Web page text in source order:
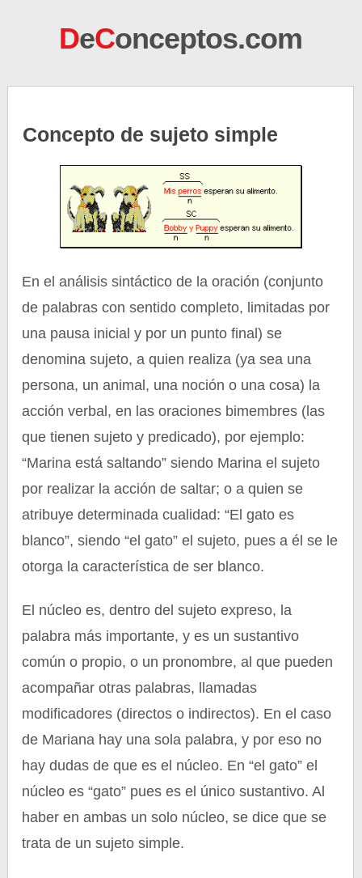
DeConceptos.com
Concepto de sujeto simple
En el análisis sintáctico de la oración (conjunto
de palabras con sentido completo, limitadas por
una pausa inicial y por un punto final) se
denomina sujeto, a quien realiza (ya sea una
persona, un animal, una noción o una cosa) la
acción verbal, en las oraciones bimembres (las
que tienen sujeto y predicado), por ejemplo:
“Marina está saltando” siendo Marina el sujeto
por realizar la acción de saltar; o a quien se
atribuye determinada cualidad: “El gato es
blanco”, siendo “el gato” el sujeto, pues a él se le
otorga la característica de ser blanco.
El núcleo es, dentro del sujeto expreso, la
palabra más importante, y es un sustantivo
común o propio, o un pronombre, al que pueden
acompañar otras palabras, llamadas
modificadores (directos o indirectos). En el caso
de Mariana hay una sola palabra, y por eso no
hay dudas de que es el núcleo. En “el gato” el
núcleo es “gato” pues es el único sustantivo. Al
haber en ambas un solo núcleo, se dice que se
trata de un sujeto simple.